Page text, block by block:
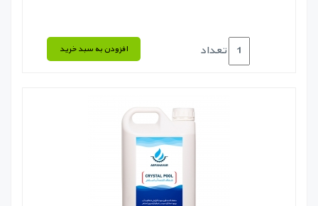
تعداد افزودن به سبد خرید